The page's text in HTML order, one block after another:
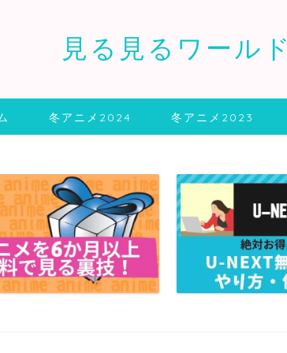
見る見るワールド
冬アニメ2024 冬アニメ2023